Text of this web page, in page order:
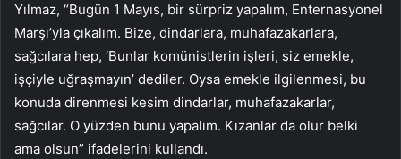
Yılmaz, “Bugün 1 Mayıs, bir sürpriz yapalım, Enternasyonel
Marşı’yla çıkalım. Bize, dindarlara, muhafazakarlara,
sağcılara hep, ‘Bunlar komünistlerin işleri, siz emekle,
işçiyle uğraşmayın’ dediler. Oysa emekle ilgilenmesi, bu
konuda direnmesi kesim dindarlar, muhafazakarlar,
sağcılar. O yüzden bunu yapalım. Kızanlar da olur belki
ama olsun” ifadelerini kullandı.